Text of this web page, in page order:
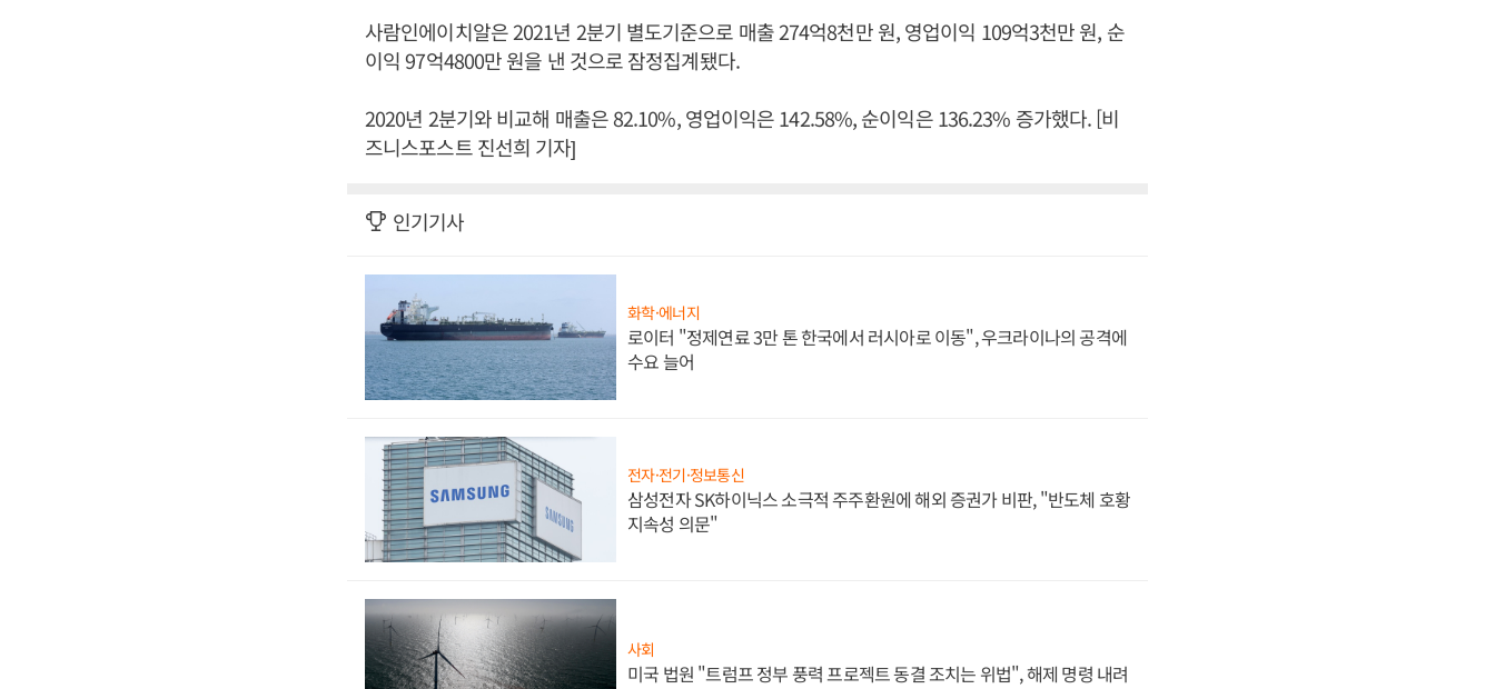
사람인에이치알은 2021년 2분기 별도기준으로 매출 274억8천만 원, 영업이익 109억3천만 원, 순
이익 97억4800만 원을 낸 것으로 잠정집계됐다.
2020년 2분기와 비교해 매출은 82.10%, 영업이익은 142.58%, 순이익은 136.23% 증가했다. [비
즈니스포스트 진선희 기자]
인기기사
화학·에너지
로이터 "정제연료 3만 톤 한국에서 러시아로 이동", 우크라이나의 공격에
수요 늘어
전자·전기·정보통신
삼성전자 SK하이닉스 소극적 주주환원에 해외 증권가 비판, "반도체 호황
지속성 의문"
사회
미국 법원 "트럼프 정부 풍력 프로젝트 동결 조치는 위법", 해제 명령 내려